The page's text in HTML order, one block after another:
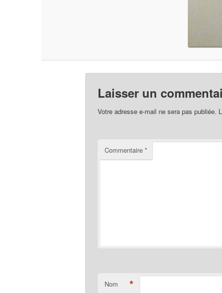
Laisser un
Votre adresse e-mail ne sera pas publiée.
Commentaire*
Nom *